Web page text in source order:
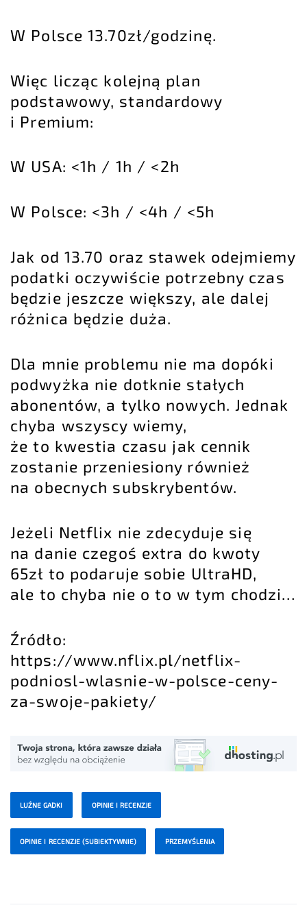
W Polsce 13.70zł/godzinę.
Więc licząc kolejną plan
podstawowy, standardowy
i Premium:
W USA: <1h / 1h / <2h
W Polsce: <3h / <4h / <5h
Jak od 13.70 oraz stawek odejmiemy
podatki oczywiście potrzebny czas
będzie jeszcze większy, ale dalej
różnica będzie duża.
Dla mnie problemu nie ma dopóki
podwyżka nie dotknie stałych
abonentów, a tylko nowych. Jednak
chyba wszyscy wiemy,
że to kwestia czasu jak cennik
zostanie przeniesiony również
na obecnych subskrybentów.
Jeżeli Netflix nie zdecyduje się
na danie czegoś extra do kwoty
65zł to podaruje sobie UltraHD,
ale to chyba nie o to w tym chodzi…
Źródło:
https://www.nflix.pl/netflix-
podniosl-wlasnie-w-polsce-ceny-
za-swoje-pakiety/
LUŹNE GADKI OPINIE I RECENZJE
OPINIE I RECENZJE (SUBIEKTYWNIE) PRZEMYŚLENIA